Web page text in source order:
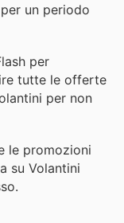
un periodo
per
tutte le offerte
per non
le promozioni
su Volantini